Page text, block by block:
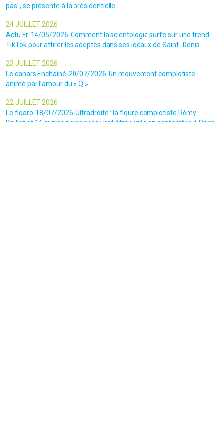
pas", se présente à la présidentielle
24 JUILLET 2026
Actu.Fr-14/05/2026-Comment la scientologie surfe sur une trend
TikTok pour attirer les adeptes dans ses locaux de Saint -Denis
23 JUILLET 2026
Le canars Enchaîné-20/07/2026-Un mouvement complotiste
animé par l’amour du « Q »
22 JUILLET 2026
Le figaro-18/07/2026-Ultradroite : la figure complotiste Rémy
Daillet et 14 autres personnes vont être jugés en septembre à Paris